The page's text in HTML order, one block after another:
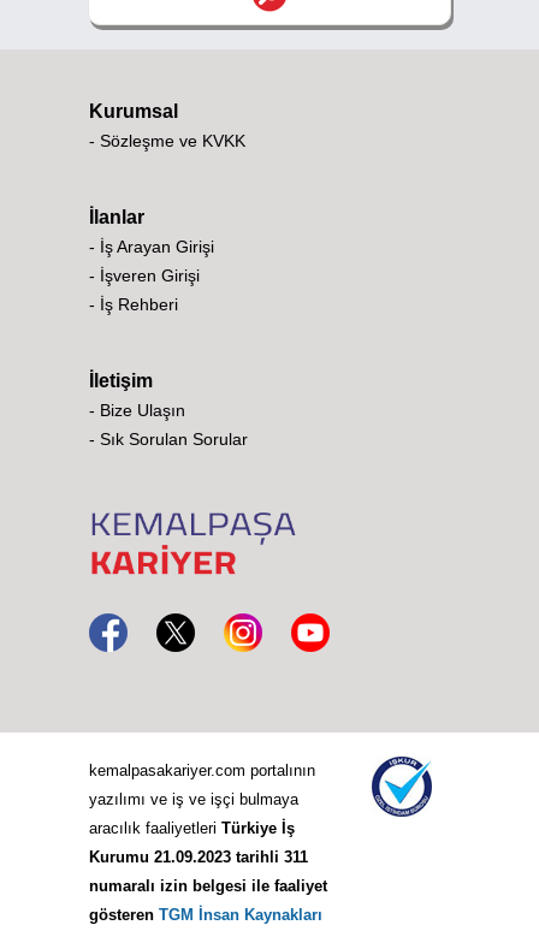
Kurumsal
- Sözleşme ve KVKK
İlanlar
- İş Arayan Girişi
- İşveren Girişi
- İş Rehberi
İletişim
- Bize Ulaşın
- Sık Sorulan Sorular
kemalpasakariyer.com portalının
yazılımı ve iş ve işçi bulmaya
aracılık faaliyetleri Türkiye İş
Kurumu 21.09.2023 tarihli 311
numaralı izin belgesi ile faaliyet
gösteren TGM İnsan Kaynakları